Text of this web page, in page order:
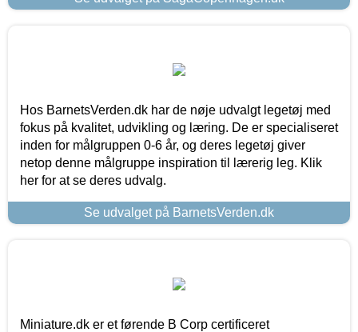
Hos BarnetsVerden.dk har de nøje udvalgt legetøj med
fokus på kvalitet, udvikling og læring. De er specialiseret
inden for målgruppen 0-6 år, og deres legetøj giver
netop denne målgruppe inspiration til lærerig leg. Klik
her for at se deres udvalg.
Se udvalget på BarnetsVerden.dk
Miniature.dk er et førende B Corp certificeret